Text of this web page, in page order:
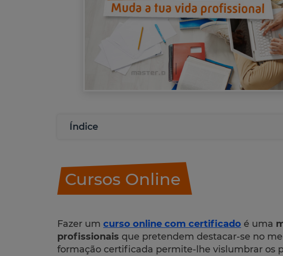
Índice
Cursos Online
Fazer um curso online com certificado é uma
profissionais que pretendem destacar-se no
formação certificada permite-lhe vislumbrar os